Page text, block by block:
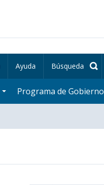
Ayuda Búsqueda
Programa de Gobierno